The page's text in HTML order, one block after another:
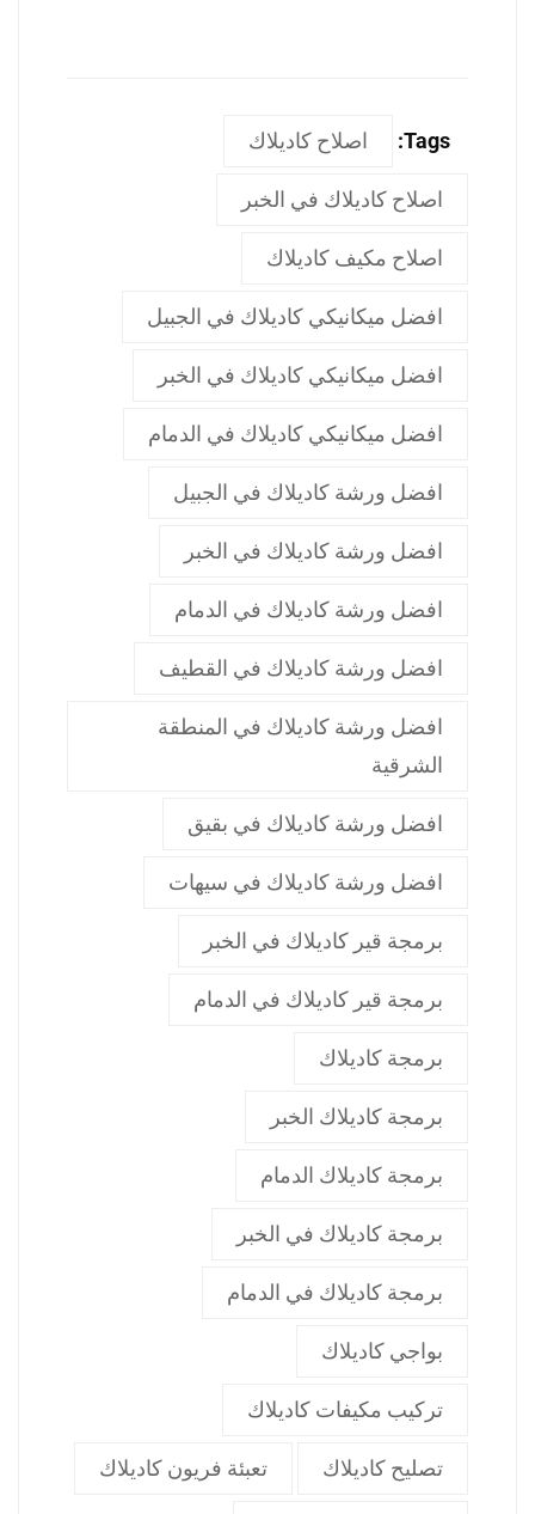
Tags: اصلاح كاديلاك
اصلاح كاديلاك في الخبر
اصلاح مكيف كاديلاك
افضل ميكانيكي كاديلاك في الجبيل
افضل ميكانيكي كاديلاك في الخبر
افضل ميكانيكي كاديلاك في الدمام
افضل ورشة كاديلاك في الجبيل
افضل ورشة كاديلاك في الخبر
افضل ورشة كاديلاك في الدمام
افضل ورشة كاديلاك في القطيف
افضل ورشة كاديلاك في المنطقة
الشرقية
افضل ورشة كاديلاك في بقيق
افضل ورشة كاديلاك في سيهات
برمجة قير كاديلاك في الخبر
برمجة قير كاديلاك في الدمام
برمجة كاديلاك
برمجة كاديلاك الخبر
برمجة كاديلاك الدمام
برمجة كاديلاك في الخبر
برمجة كاديلاك في الدمام
بواجي كاديلاك
تركيب مكيفات كاديلاك
تصليح كاديلاك تعبئة فريون كاديلاك